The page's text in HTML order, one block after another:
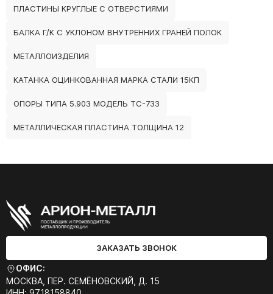
ПЛАСТИНЫ КРУГЛЫЕ С ОТВЕРСТИЯМИ
БАЛКА Г/К С УКЛОНОМ ВНУТРЕННИХ ГРАНЕЙ ПОЛОК
МЕТАЛЛОИЗДЕЛИЯ
КАТАНКА ОЦИНКОВАННАЯ МАРКА СТАЛИ 15КП
ОПОРЫ ТИПА 5.903 МОДЕЛЬ ТС-733
МЕТАЛЛИЧЕСКАЯ ПЛАСТИНА ТОЛЩИНА 12
ЗАКАЗАТЬ ЗВОНОК
ОФИС:
МОСКВА, ПЕР. СЕМЁНОВСКИЙ, Д. 15